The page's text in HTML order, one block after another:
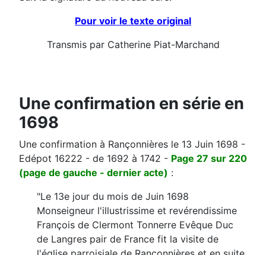
Pour voir le texte original
Transmis par Catherine Piat-Marchand
Une confirmation en série en
1698
Une confirmation à Rançonnières le 13 Juin 1698 -
Edépot 16222 - de 1692 à 1742 - Page 27 sur 220
(page de gauche - dernier acte) :
"Le 13e jour du mois de Juin 1698
Monseigneur l'illustrissime et revérendissime
François de Clermont Tonnerre Evêque Duc
de Langres pair de France fit la visite de